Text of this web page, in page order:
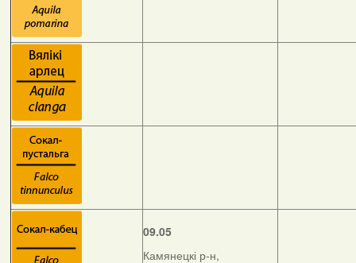
09.05
Камянецкі р-н,